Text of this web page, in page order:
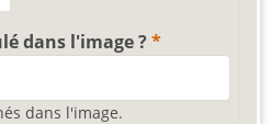
dans l'image ?
dans l'image.